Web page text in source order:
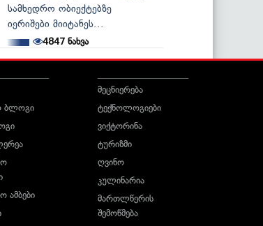
სამხედრო ობიექტებზე
იერიშები მიიტანეს...
4847 ნახვა
ბლოგი
ამბები
მეცნიერება
ტექნოლოგიები
ვიქტორინა
ტურიზმი
ღვინო
კულინარია
მართლწერის
შემოწმება